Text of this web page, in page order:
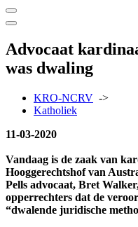
Advocaat
was dwaling
KRO-NCRV ->
Katholiek
11-03-2020
Vandaag is de zaak van
Hooggerechtshof van
Pells advocaat, Bret
opperrechters dat de
“dwalende juridische